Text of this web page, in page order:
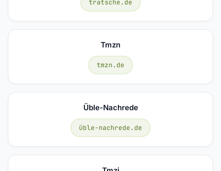
tratsche.de
Tmzn
tmzn.de
Üble-Nachrede
üble-nachrede.de